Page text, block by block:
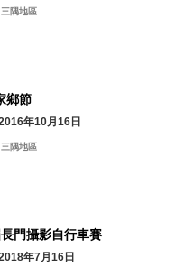
三隅地區
鄉節
年10月16日
三隅地區
門攝影自行車賽
年7月16日